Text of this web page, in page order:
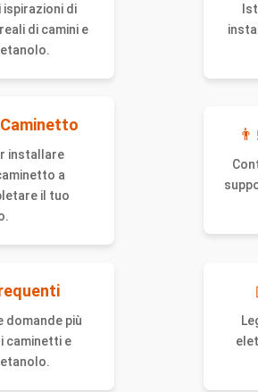
ispirazioni di
di camini e
installare
a
il tuo
più
caminetti e